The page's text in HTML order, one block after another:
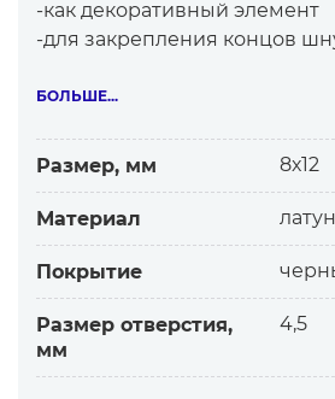
-как декоративный элемент
-для закрепления концов
Особенности:
изготовления
-защита от коррозии
-устойчивость к стирке,
По заказу:
-необходимая фурнитура в
гальваническом покрытии
-логотип клиента
БОЛЬШЕ...
Размер, мм 8х12
Материал
Покрытие
Размер отверстия,
мм
4,5